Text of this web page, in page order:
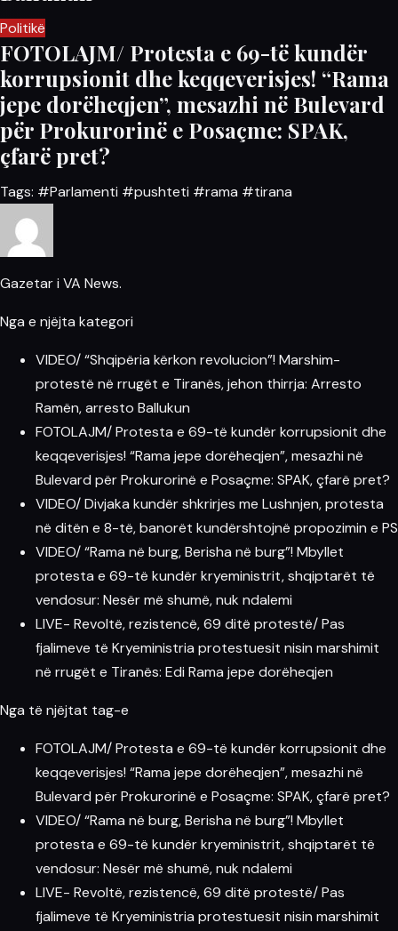
Politikë
FOTOLAJM/ Protesta e 69-të kundër
korrupsionit dhe keqqeverisjes! “Rama
jepe dorëheqjen”, mesazhi në Bulevard
për Prokurorinë e Posaçme: SPAK,
çfarë pret?
Tags: #Parlamenti #pushteti #rama #tirana
Gazetar i VA News.
Nga e njëjta kategori
VIDEO/ “Shqipëria kërkon revolucion”! Marshim-
protestë në rrugët e Tiranës, jehon thirrja: Arresto
Ramën, arresto Ballukun
FOTOLAJM/ Protesta e 69-të kundër korrupsionit dhe
keqqeverisjes! “Rama jepe dorëheqjen”, mesazhi në
Bulevard për Prokurorinë e Posaçme: SPAK, çfarë pret?
VIDEO/ Divjaka kundër shkrirjes me Lushnjen, protesta
në ditën e 8-të, banorët kundërshtojnë propozimin e PS
VIDEO/ “Rama në burg, Berisha në burg”! Mbyllet
protesta e 69-të kundër kryeministrit, shqiptarët të
vendosur: Nesër më shumë, nuk ndalemi
LIVE- Revoltë, rezistencë, 69 ditë protestë/ Pas
fjalimeve të Kryeministria protestuesit nisin marshimit
në rrugët e Tiranës: Edi Rama jepe dorëheqjen
Nga të njëjtat tag-e
FOTOLAJM/ Protesta e 69-të kundër korrupsionit dhe
keqqeverisjes! “Rama jepe dorëheqjen”, mesazhi në
Bulevard për Prokurorinë e Posaçme: SPAK, çfarë pret?
VIDEO/ “Rama në burg, Berisha në burg”! Mbyllet
protesta e 69-të kundër kryeministrit, shqiptarët të
vendosur: Nesër më shumë, nuk ndalemi
LIVE- Revoltë, rezistencë, 69 ditë protestë/ Pas
fjalimeve të Kryeministria protestuesit nisin marshimit